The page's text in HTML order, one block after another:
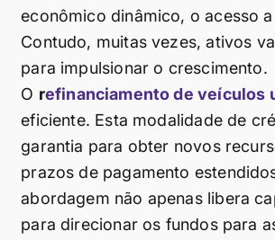
econômico dinâmico, o acesso
Contudo, muitas vezes, ativos
para impulsionar o crescimento.
O refinanciamento de veículos
eficiente. Esta modalidade de
garantia para obter novos
prazos de pagamento
abordagem não apenas libera
para direcionar os fundos para